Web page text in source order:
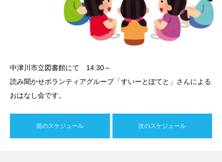
中津川市立図書館にて 14:30～
読み聞かせボランティアグループ「すいーとぽてと」さんによる
おはなし会です。
前のスケジュール 次のスケジュール